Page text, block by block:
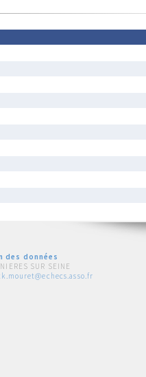
des données
SUR SEINE